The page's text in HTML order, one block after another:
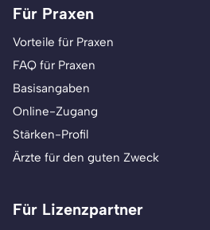
Für Praxen
Vorteile für Praxen
FAQ für Praxen
Basisangaben
Online-Zugang
Stärken-Profil
Ärzte für den guten Zweck
Für Lizenzpartner